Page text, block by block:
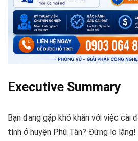
Executive Summary
Bạn đang gặp khó khăn với việc cài
tính ở huyện Phú Tân? Đừng lo